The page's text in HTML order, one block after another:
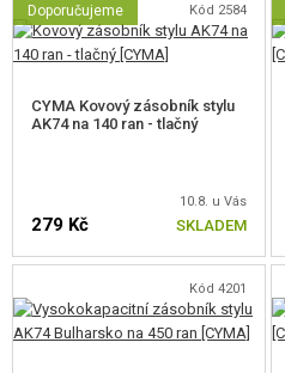
Doporučujeme Kód 2584
CYMA Kovový zásobník stylu
AK74 na 140 ran - tlačný
10.8. u Vás
279 Kč SKLADEM
Kód 4201